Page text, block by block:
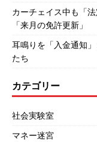
カーチェイス中も「
「来月の免許更新」
耳鳴りを「入金通知
たち
カテゴリー
社会実験室
マネー迷宮